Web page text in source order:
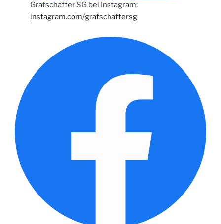
Grafschafter SG bei Instagram:
instagram.com/grafschaftersg